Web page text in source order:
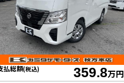
払総額(税込) 359.8万円